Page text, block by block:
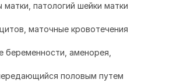
патологий шейки матки
маточные кровотечения
беременности, аменорея,
половым путем